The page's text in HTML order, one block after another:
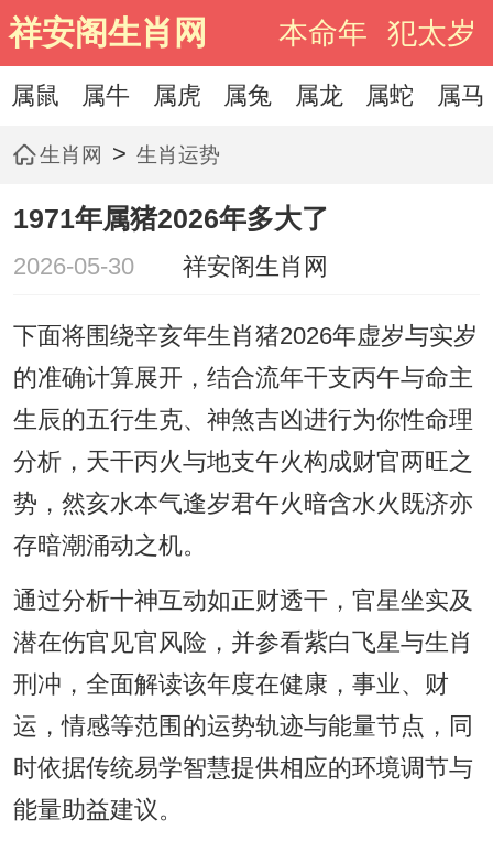
祥安阁生肖网 本命年 犯太岁
属鼠 属牛 属虎 属兔 属龙 属蛇 属马
生肖网 > 生肖运势
1971年属猪2026年多大了
2026-05-30 祥安阁生肖网
下面将围绕辛亥年生肖猪2026年虚岁与实岁
的准确计算展开，结合流年干支丙午与命主
生辰的五行生克、神煞吉凶进行为你性命理
分析，天干丙火与地支午火构成财官两旺之
势，然亥水本气逢岁君午火暗含水火既济亦
存暗潮涌动之机。
通过分析十神互动如正财透干，官星坐实及
潜在伤官见官风险，并参看紫白飞星与生肖
刑冲，全面解读该年度在健康，事业、财
运，情感等范围的运势轨迹与能量节点，同
时依据传统易学智慧提供相应的环境调节与
能量助益建议。